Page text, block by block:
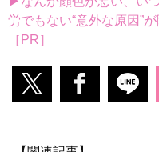
労でもない“意外な原因”
［PR］